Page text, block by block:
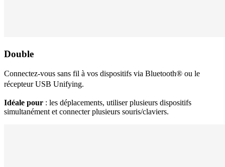
Double
Connectez-vous sans fil à vos dispositifs via Bluetooth® ou le
récepteur USB Unifying.
Idéale pour : les déplacements, utiliser plusieurs dispositifs
simultanément et connecter plusieurs souris/claviers.